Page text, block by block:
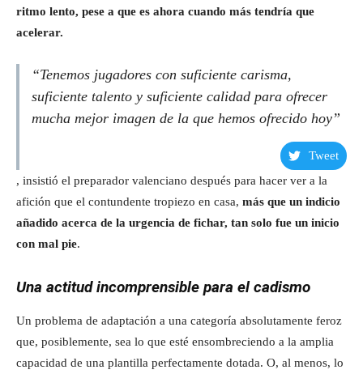
ritmo lento, pese a que es ahora cuando más tendría que
acelerar.
“Tenemos jugadores con suficiente carisma,
suficiente talento y suficiente calidad para ofrecer
mucha mejor imagen de la que hemos ofrecido hoy”
Tweet
, insistió el preparador valenciano después para hacer ver a la
afición que el contundente tropiezo en casa, más que un indicio
añadido acerca de la urgencia de fichar, tan solo fue un inicio
con mal pie.
Una actitud incomprensible para el cadismo
Un problema de adaptación a una categoría absolutamente feroz
que, posiblemente, sea lo que esté ensombreciendo a la amplia
capacidad de una plantilla perfectamente dotada. O, al menos, lo